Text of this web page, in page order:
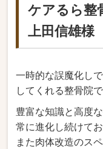
ケアるら
上田信雄様
一時的な誤魔化し
してくれる整骨院で
豊富な知識と高度
常に進化し続けて
また肉体改造のス